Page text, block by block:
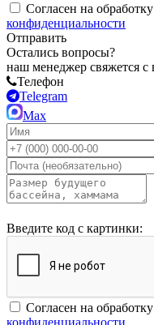
Согласен на
конфиденциальности
Отправить
Остались вопросы?
наш менеджер свяжется
Телефон
Telegram
Max
Введите код с картинки:
Согласен на
конфиденциальности